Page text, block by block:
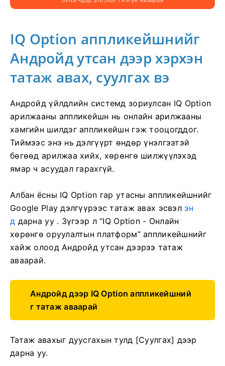
IQ Option аппликейшнийг
Андройд утсан дээр хэрхэн
татаж авах, суулгах вэ
Андройд үйлдлийн системд зориулсан IQ Option
арилжааны аппликейшн нь онлайн арилжааны
хамгийн шилдэг аппликейшн гэж тооцогддог.
Тиймээс энэ нь дэлгүүрт өндөр үнэлгээтэй
бөгөөд арилжаа хийх, хөрөнгө шилжүүлэхэд
ямар ч асуудал гарахгүй.
Албан ёсны IQ Option гар утасны аппликейшнийг
Google Play дэлгүүрээс татаж авах эсвэл эн
д дарна уу . Зүгээр л “IQ Option - Онлайн
хөрөнгө оруулалтын платформ” аппликейшнийг
хайж олоод Андройд утсан дээрээ татаж
аваарай.
Андройд дээр IQ Option аппликейшний
г татаж аваарай
Татаж авахыг дуусгахын тулд [Суулгах] дээр
дарна уу.